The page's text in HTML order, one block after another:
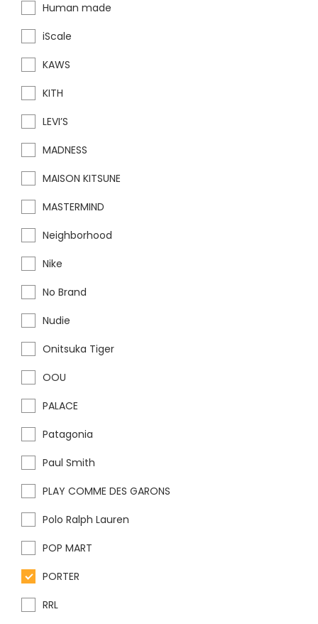
Human made
iScale
KAWS
KITH
LEVI’S
MADNESS
MAISON KITSUNE
MASTERMIND
Neighborhood
Nike
No Brand
Nudie
Onitsuka Tiger
OOU
PALACE
Patagonia
Paul Smith
PLAY COMME DES GARONS
Polo Ralph Lauren
POP MART
PORTER
RRL